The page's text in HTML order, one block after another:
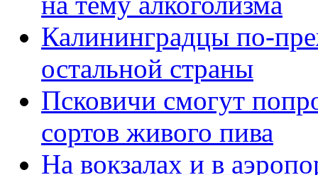
Калининградцы по-
остальной страны
Псковичи смогут
сортов живого пива
На вокзалах и в